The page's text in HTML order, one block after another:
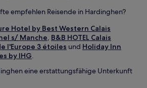
empfehlen Reisende in Hardinghen?
Hotel by Best Western Calais
s/ Manche, B&B HOTEL Calais
l'Europe 3 étoiles und Holiday Inn
by IHG.
eine erstattungsfähige Unterkunft